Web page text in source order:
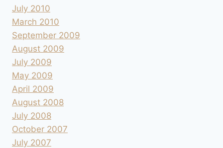
July 2010
March 2010
September 2009
August 2009
July 2009
May 2009
April 2009
August 2008
July 2008
October 2007
July 2007